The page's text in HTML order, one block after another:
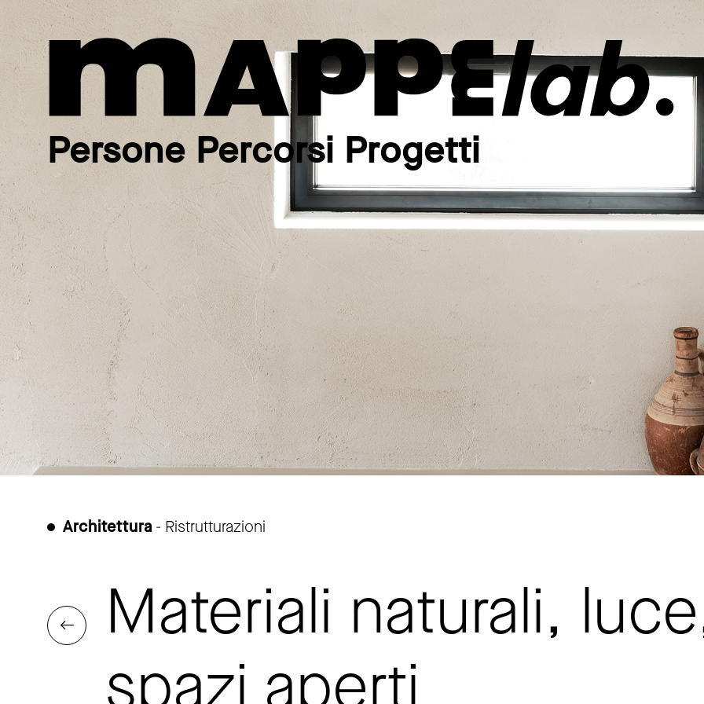
Persone Percorsi Progetti
Architettura - Ristrutturazioni
Materiali naturali,
spazi aperti